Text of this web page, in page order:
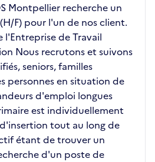
Montpellier recherche un
F) pour l'un de nos client.
l'Entreprise de Travail
Nous recrutons et suivons
seniors, familles
personnes en situation de
d'emploi longues
est individuellement
tout au long de
étant de trouver un
d'un poste de